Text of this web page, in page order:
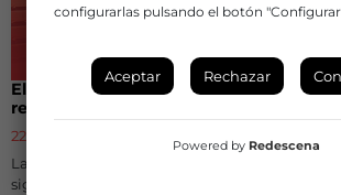
El Gobierno aprueba el nuevo Estatuto
refuerza los derechos laborales del
22 de julio de 2026
Las organizaciones sindicales lo consideran un
significativo.
configurarlas pulsando el botón
Aceptar Rechazar
Powered by Redescena